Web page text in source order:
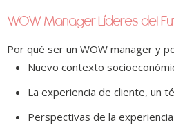
WOW Manager Líderes del
Por qué ser un WOW manager y
Nuevo contexto
La experiencia de cliente, un
Perspectivas de la experiencia